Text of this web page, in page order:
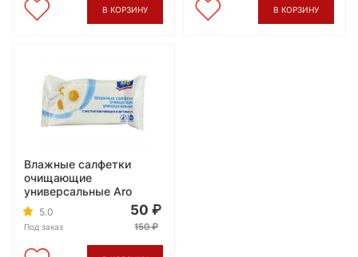
В КОРЗИНУ В КОРЗИНУ
Влажные салфетки
очищающие
универсальные Aro
5.0
Под заказ
50
150